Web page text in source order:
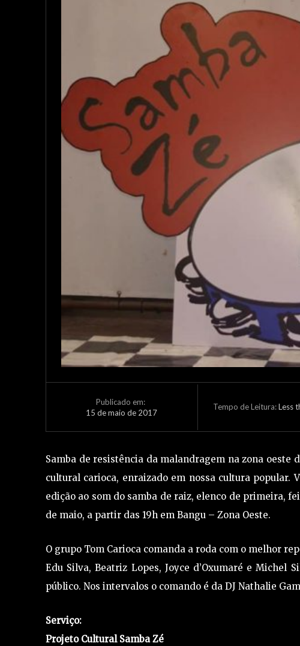
Publicado em:
15 de maio de 2017
Tempo de Leitura:Less
Samba de resistência da malandragem na zona
cultural carioca, enraizado em nossa cultura popular.
edição ao som do samba de raiz, elenco de primeira,
de maio, a partir das 19h em Bangu – Zona Oeste.
O grupo Tom Carioca comanda a roda com o melhor
Edu Silva, Beatriz Lopes, Joyce d’Oxumaré e
público. Nos intervalos o comando é da DJ Nathalie
Serviço:
Projeto Cultural Samba Zé